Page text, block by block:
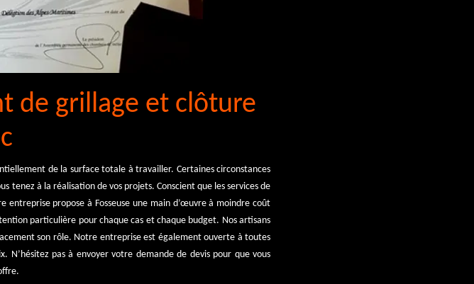
de grillage et clôture
de la surface totale à travailler. Certaines circonstances
tenez à la réalisation de vos projets. Conscient que les services de
propose à Fosseuse une main d’œuvre à moindre coût
particulière pour chaque cas et chaque budget. Nos artisans
son rôle. Notre entreprise est également ouverte à toutes
N’hésitez pas à envoyer votre demande de devis pour que vous